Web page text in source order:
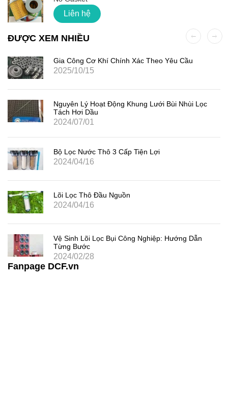
Liên hệ
ĐƯỢC XEM NHIỀU
Gia Công Cơ Khí Chính Xác Theo Yêu Cầu
2025/10/15
Nguyên Lý Hoạt Động Khung Lưới Bùi Nhùi Lọc
Tách Hơi Dầu
2024/07/01
Bộ Lọc Nước Thô 3 Cấp Tiện Lợi
2024/04/16
Lõi Lọc Thô Đầu Nguồn
2024/04/16
Vệ Sinh Lõi Lọc Bụi Công Nghiệp: Hướng Dẫn
Từng Bước
2024/02/28
Fanpage DCF.vn